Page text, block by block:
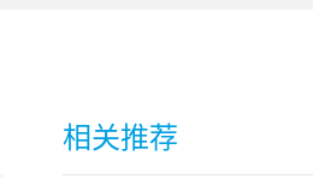
相关推荐